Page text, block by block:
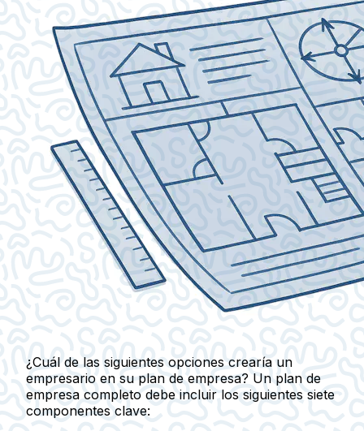
¿Cuál de las siguientes opciones crearía un
empresario en su plan de empresa? Un plan de
empresa completo debe incluir los siguientes siete
componentes clave: